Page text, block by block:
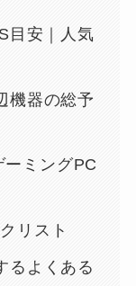
目安｜人気
機器の総予
ミングPC
リスト
るよくある